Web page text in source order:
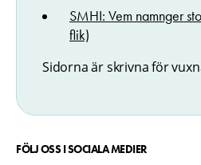
SMHI: Vem namnger
flik)
Sidorna är skrivna för
FÖLJ OSS I SOCIALA MEDIER